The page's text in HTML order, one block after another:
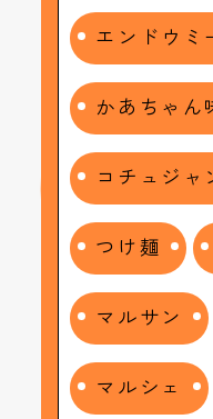
エンドウミ
かあちゃん
コチュジャ
つけ麺
マルサン
マルシェ